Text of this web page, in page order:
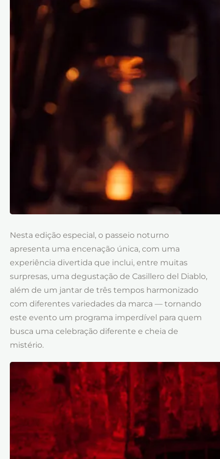
Nesta edição especial, o passeio noturno
apresenta uma encenação única, com uma
experiência divertida que inclui, entre muitas
surpresas, uma degustação de Casillero del Diablo,
além de um jantar de três tempos harmonizado
com diferentes variedades da marca — tornando
este evento um programa imperdível para quem
busca uma celebração diferente e cheia de
mistério.